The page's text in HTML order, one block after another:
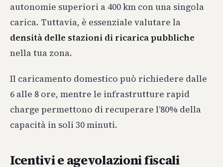
autonomie superiori a 400 km con una singola
carica. Tuttavia, è essenziale valutare la
densità delle stazioni di ricarica pubbliche
nella tua zona.
Il caricamento domestico può richiedere dalle
6 alle 8 ore, mentre le infrastrutture rapid
charge permettono di recuperare l’80% della
capacità in soli 30 minuti.
Icentivi e agevolazioni fiscali